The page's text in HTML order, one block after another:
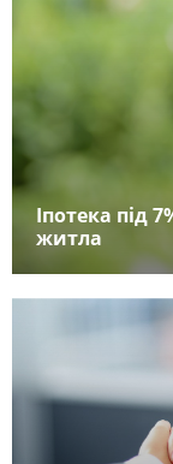
Іпотека під
житла